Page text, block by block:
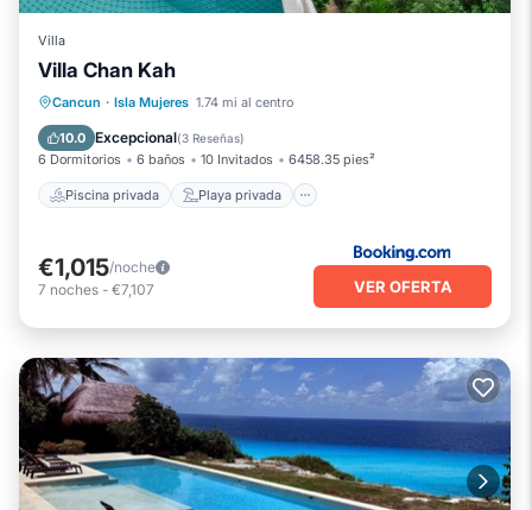
Villa
Villa Chan Kah
Cancun · Isla Mujeres 1.74 mi al centro
10.0 Excepcional(3 Reseñas)
6 Dormitorios 6 baños 10 Invitados 6458.35 pies²
Piscina privada Playa privada
Piscina privada
Playa privada
Frente al mar
€1,015/noche
7 noches - €7,107 VER OFERTA